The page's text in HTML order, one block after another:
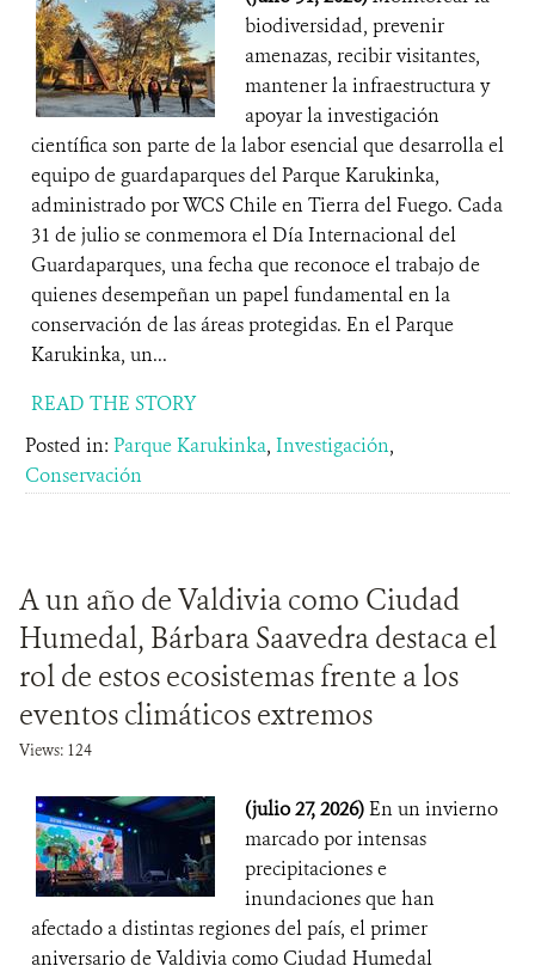
biodiversidad, prevenir
amenazas, recibir visitantes,
mantener la infraestructura y
apoyar la investigación
científica son parte de la labor esencial que desarrolla el
equipo de guardaparques del Parque Karukinka,
administrado por WCS Chile en Tierra del Fuego. Cada
31 de julio se conmemora el Día Internacional del
Guardaparques, una fecha que reconoce el trabajo de
quienes desempeñan un papel fundamental en la
conservación de las áreas protegidas. En el Parque
Karukinka, un...
READ THE STORY
Posted in: Parque Karukinka, Investigación,
Conservación
A un año de Valdivia como Ciudad
Humedal, Bárbara Saavedra destaca el
rol de estos ecosistemas frente a los
eventos climáticos extremos
Views: 124
(julio 27, 2026)En un invierno
marcado por intensas
precipitaciones e
inundaciones que han
afectado a distintas regiones del país, el primer
aniversario de Valdivia como Ciudad Humedal